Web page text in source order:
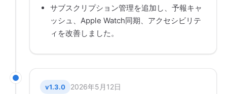
サブスクリプション管理を追加し、予報キャ
ッシュ、Apple Watch同期、アクセシビリテ
ィを改善しました。
v1.3.0 2026年5月12日